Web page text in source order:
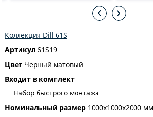
Коллекция Dill 61S
Артикул 61S19
Цвет Черный матовый
Входит в комплект
Набор быстрого монтажа
Номинальный размер 1000х1000х2000 мм